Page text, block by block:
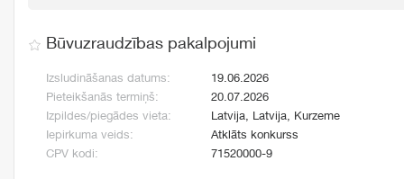
Būvuzraudzības pakalpojumi
Izsludināšanas datums:
19.06.2026
Pieteikšanās termiņš:
20.07.2026
Izpildes/piegādes vieta:
Latvija, Latvija, Kurzeme
Iepirkuma veids:
Atklāts konkurss
CPV kodi:
71520000-9